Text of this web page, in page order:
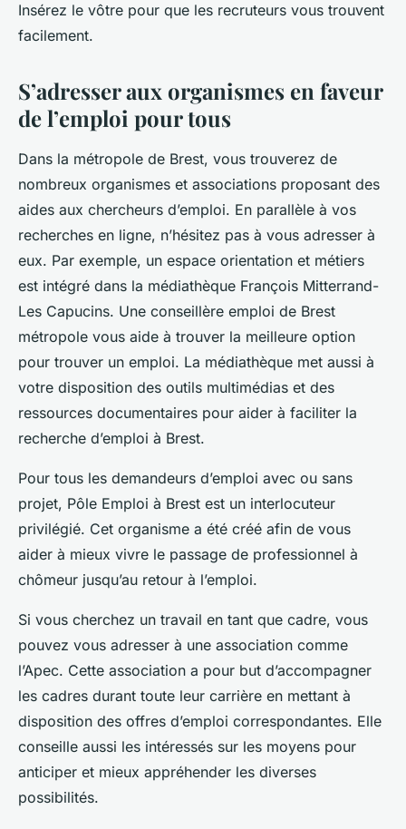
Insérez le vôtre pour que les recruteurs vous trouvent
facilement.
S’adresser aux organismes en faveur
de l’emploi pour tous
Dans la métropole de Brest, vous trouverez de
nombreux organismes et associations proposant des
aides aux chercheurs d’emploi. En parallèle à vos
recherches en ligne, n’hésitez pas à vous adresser à
eux. Par exemple, un espace orientation et métiers
est intégré dans la médiathèque François Mitterrand-
Les Capucins. Une conseillère emploi de Brest
métropole vous aide à trouver la meilleure option
pour trouver un emploi. La médiathèque met aussi à
votre disposition des outils multimédias et des
ressources documentaires pour aider à faciliter la
recherche d’emploi à Brest.
Pour tous les demandeurs d’emploi avec ou sans
projet, Pôle Emploi à Brest est un interlocuteur
privilégié. Cet organisme a été créé afin de vous
aider à mieux vivre le passage de professionnel à
chômeur jusqu’au retour à l’emploi.
Si vous cherchez un travail en tant que cadre, vous
pouvez vous adresser à une association comme
l’Apec. Cette association a pour but d’accompagner
les cadres durant toute leur carrière en mettant à
disposition des offres d’emploi correspondantes. Elle
conseille aussi les intéressés sur les moyens pour
anticiper et mieux appréhender les diverses
possibilités.